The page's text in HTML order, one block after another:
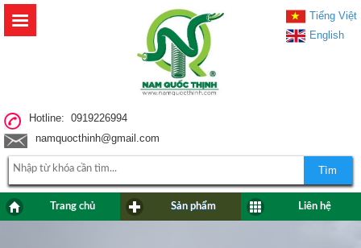
Hotline: 0919226994
namquocthinh@gmail.com
Tiếng Việt
English
Tìm
Trang chủ Sản phẩm Liên hệ